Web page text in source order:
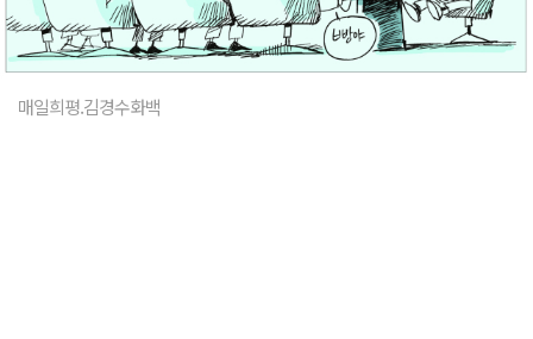
매일희평.김경수화백